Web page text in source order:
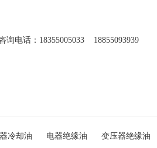
询电话：18355005033 18855093939
冷却油 电器绝缘油 变压器绝缘油